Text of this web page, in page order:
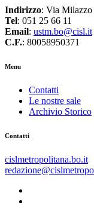
Indirizzo: Via
Tel: 051 25 66 11
Email: ustm.bo@cisl.it
C.F.: 80058950371
Menu
Contatti
Le nostre sale
Archivio Storico
Contatti
cislmetropolitana.bo.it